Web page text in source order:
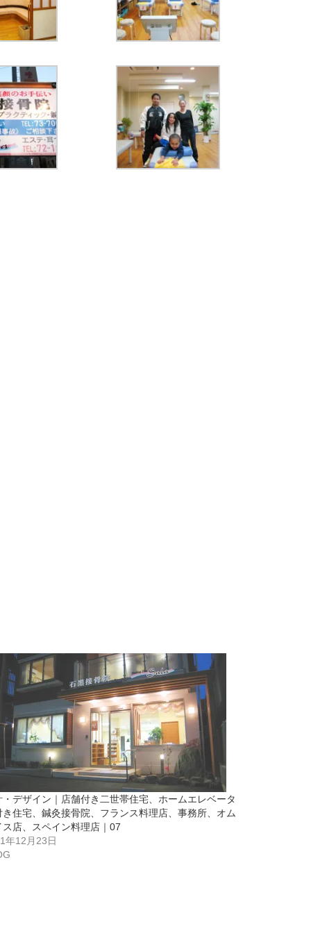
・デザイン｜店舗付き二世帯住宅、ホームエレベータ
き住宅、鍼灸接骨院、フランス料理店、事務所、オム
ス店、スペイン料理店｜07
年12月23日